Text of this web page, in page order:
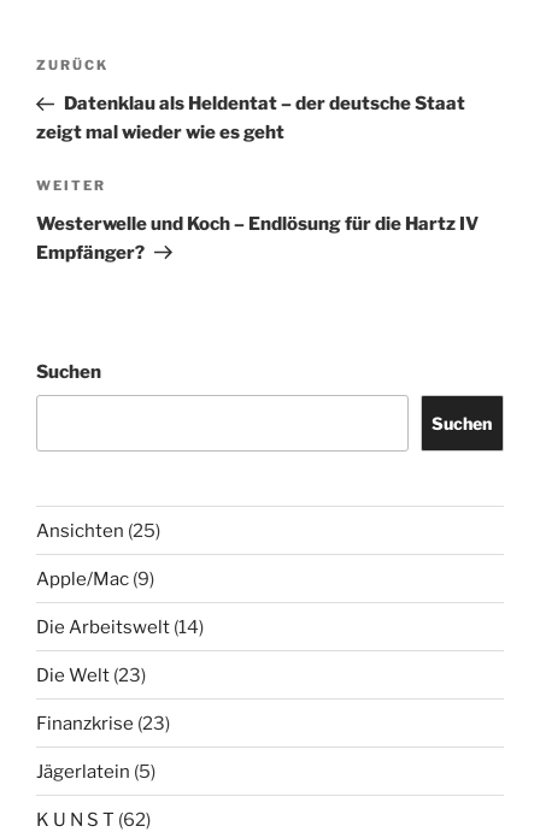
Beitragsnavigation
Vorheriger
Beitrag
ZURÜCK
Datenklau als Heldentat – der deutsche Staat
zeigt mal wieder wie es geht
Nächster
Beitrag
WEITER
Westerwelle und Koch – Endlösung für die Hartz IV
Empfänger?
Suchen
Suchen
Ansichten (25)
Apple/Mac (9)
Die Arbeitswelt (14)
Die Welt (23)
Finanzkrise (23)
Jägerlatein (5)
K U N S T (62)